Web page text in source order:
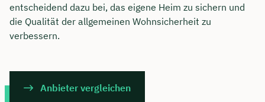
entscheidend dazu bei, das eigene Heim zu sichern und
die Qualität der allgemeinen Wohnsicherheit zu
verbessern.
Anbieter vergleichen